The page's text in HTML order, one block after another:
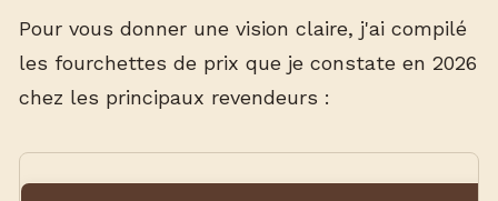
Pour vous donner une vision claire, j'ai compilé
les fourchettes de prix que je constate en 2026
chez les principaux revendeurs :